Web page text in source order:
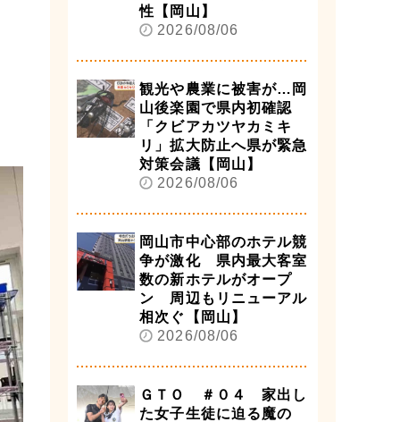
性【岡山】
2026/08/06
観光や農業に被害が…岡
山後楽園で県内初確認
「クビアカツヤカミキ
リ」拡大防止へ県が緊急
対策会議【岡山】
2026/08/06
岡山市中心部のホテル競
争が激化 県内最大客室
数の新ホテルがオープ
ン 周辺もリニューアル
相次ぐ【岡山】
2026/08/06
ＧＴＯ ＃０４ 家出し
た女子生徒に迫る魔の